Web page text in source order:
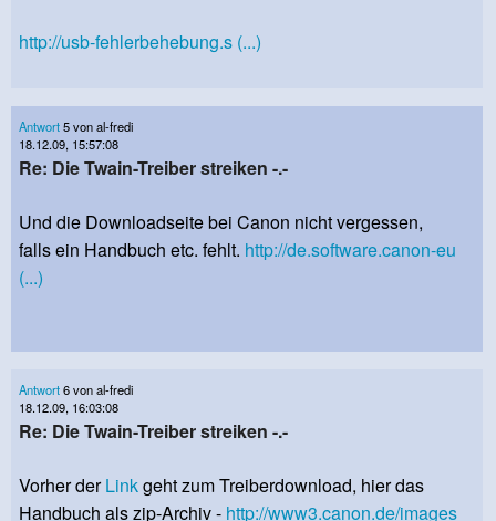
http://usb-fehlerbehebung.s (...)
Antwort5 von al-fredi
18.12.09, 15:57:08
Re: Die Twain-Treiber streiken -.-
Und die Downloadseite bei Canon nicht vergessen,
falls ein Handbuch etc. fehlt. http://de.software.canon-eu
(...)
Antwort6 von al-fredi
18.12.09, 16:03:08
Re: Die Twain-Treiber streiken -.-
Vorher derLinkgeht zum Treiberdownload, hier das
Handbuch als zip-Archiv - http://www3.canon.de/images